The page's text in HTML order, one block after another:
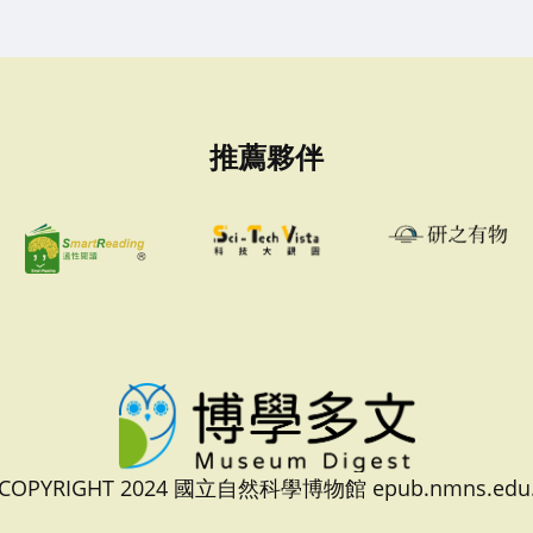
推薦夥伴
2024 國立自然科學博物館